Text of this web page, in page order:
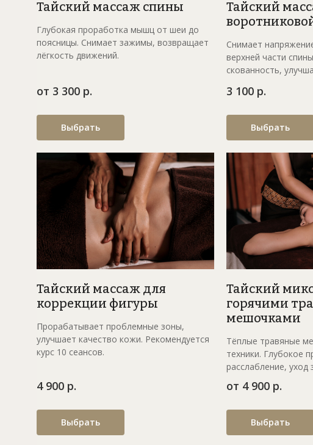
Тайский массаж спины
Глубокая проработка мышц от шеи до
поясницы. Снимает зажимы, возвращает
лёгкость движений.
от 3 300 р.
Выбрать
Тайский
Снимает
верхней части
скованность,
3 100 р.
Выбрать
Тайский массаж для
коррекции фигуры
Прорабатывает проблемные зоны,
улучшает качество кожи. Рекомендуется
курс 10 сеансов.
4 900 р.
Выбрать
Тайский
горячими
мешочками
Тёплые травяные
техники. Глубокое
расслабление, уход
от 4 900 р.
Выбрать